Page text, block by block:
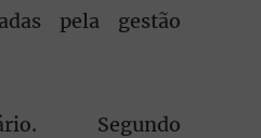
pela gestão
Segundo